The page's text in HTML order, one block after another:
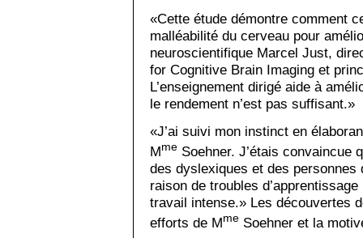
«Cette étude démontre comment
malléabilité du cerveau pour
neuroscientifique Marcel Just,
for Cognitive Brain Imaging et
L’enseignement dirigé aide à
le rendement n’est pas suffisant.»
«J’ai suivi mon instinct en
Mme Soehner. J’étais convaincue
des dyslexiques et des
raison de troubles
travail intense.» Les découvertes
efforts de Mme Soehner et la